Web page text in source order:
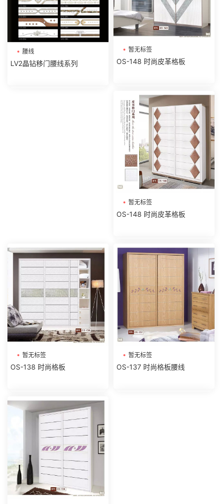
腰线
LV2晶钻移门腰线系列
暂无标签
OS-148 时尚皮革格板
暂无标签
OS-148 时尚皮革格板
暂无标签
OS-138 时尚格板
暂无标签
OS-137 时尚格板腰线